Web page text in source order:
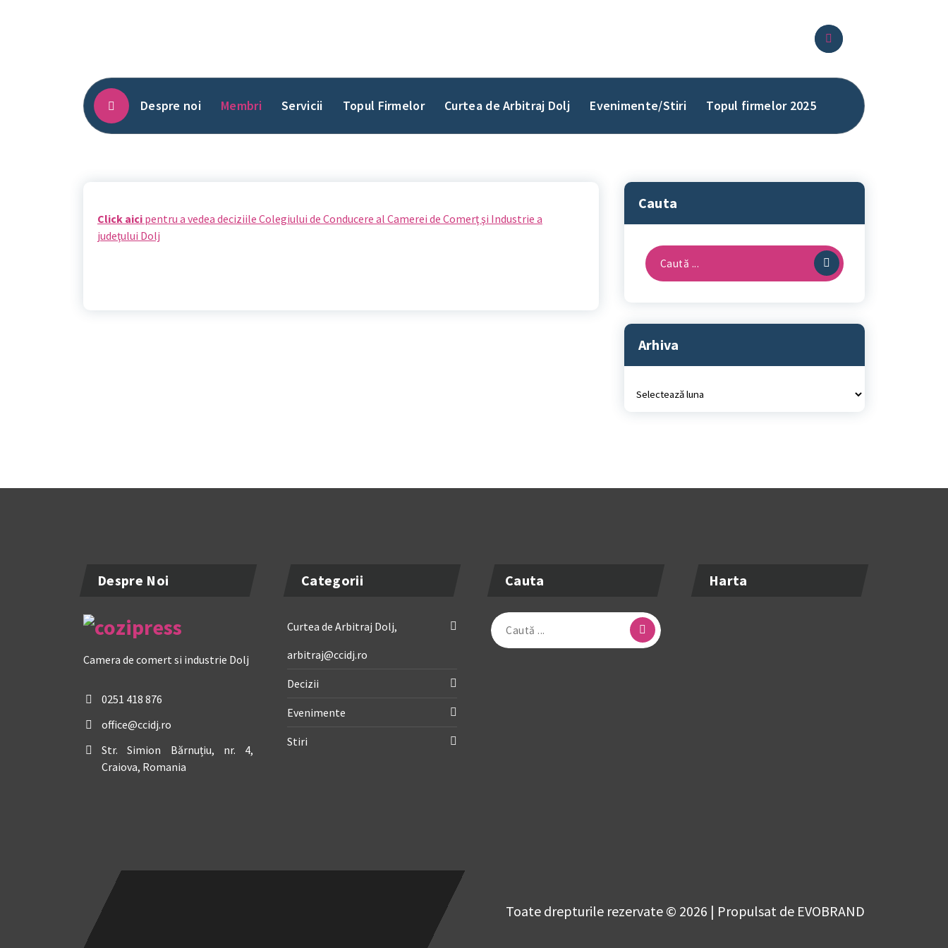
Despre noi Membri Servicii Topul Firmelor Curtea de Arbitraj Dolj Evenimente/Stiri Topul firmelor 2025
Click aici pentru a vedea deciziile Colegiului de Conducere al Camerei de Comerţ şi Industrie a
judeţului Dolj
Cauta
Caută
după:
Arhiva
Despre Noi
Camera de comert si industrie Dolj
0251 418 876
office@ccidj.ro
Str. Simion Bărnuțiu, nr. 4,
Craiova, Romania
Categorii
Curtea de Arbitraj Dolj,
arbitraj@ccidj.ro
Decizii
Evenimente
Stiri
Cauta
Caută
după:
Harta
Toate drepturile rezervate © 2026 | Propulsat de EVOBRAND